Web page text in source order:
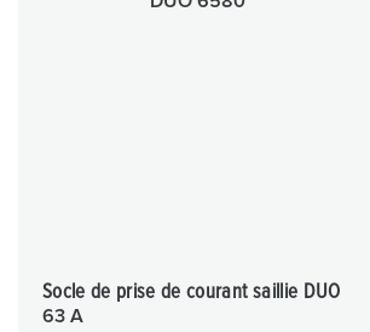
Socle de prise de courant saillie DUO
63 A